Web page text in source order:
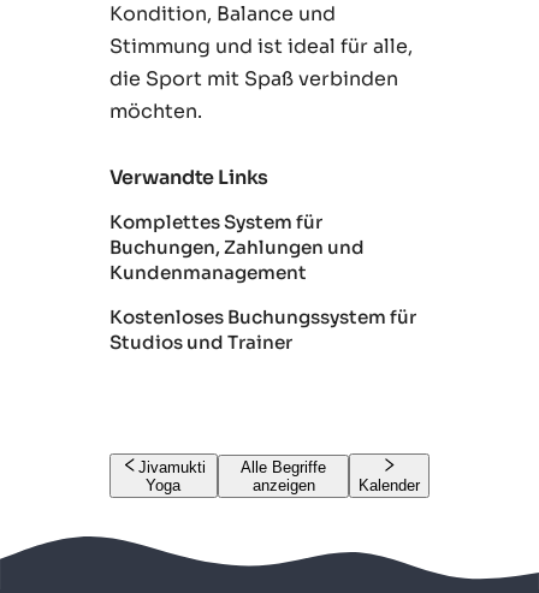
Kondition, Balance und
Stimmung und ist ideal für alle,
die Sport mit Spaß verbinden
möchten.
Verwandte Links
Komplettes System für
Buchungen, Zahlungen und
Kundenmanagement
Kostenloses Buchungssystem für
Studios und Trainer
Jivamukti
Yoga
Alle Begriffe
anzeigen
Kalender